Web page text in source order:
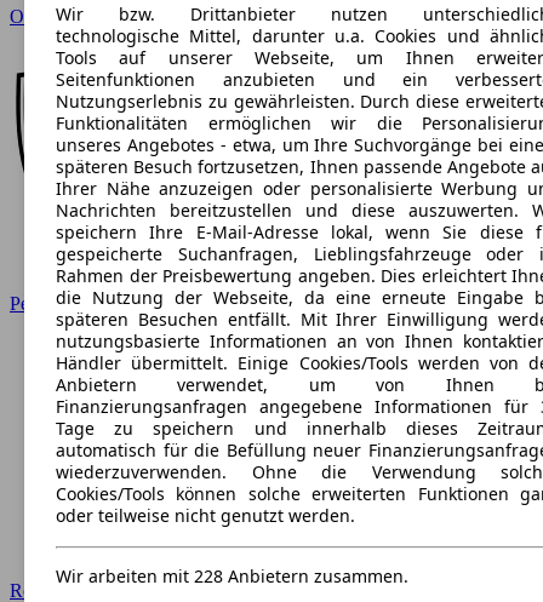
Opel
Peugeot
Renault
Wir bzw. Drittanbieter nutzen
technologische Mittel, darunter u.a. Cookies und
Tools auf unserer Webseite, um Ihnen
Seitenfunktionen anzubieten und ein
Nutzungserlebnis zu gewährleisten. Durch diese
Funktionalitäten ermöglichen wir die
unseres Angebotes - etwa, um Ihre Suchvorgänge bei
späteren Besuch fortzusetzen, Ihnen passende Angebote
Ihrer Nähe anzuzeigen oder personalisierte Werbung
Nachrichten bereitzustellen und diese auszuwerten.
speichern Ihre E-Mail-Adresse lokal, wenn Sie diese
gespeicherte Suchanfragen, Lieblingsfahrzeuge oder
Rahmen der Preisbewertung angeben. Dies erleichtert
die Nutzung der Webseite, da eine erneute Eingabe
späteren Besuchen entfällt. Mit Ihrer Einwilligung
nutzungsbasierte Informationen an von Ihnen
Händler übermittelt. Einige Cookies/Tools werden von
Anbietern verwendet, um von Ihnen
Finanzierungsanfragen angegebene Informationen für
Tage zu speichern und innerhalb dieses
automatisch für die Befüllung neuer
wiederzuverwenden. Ohne die Verwendung
Cookies/Tools können solche erweiterten Funktionen
oder teilweise nicht genutzt werden.
Wir arbeiten mit 228 Anbietern zusammen.